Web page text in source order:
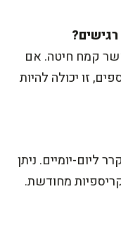
קמח חיטה. אם
זו יכולה להיות
יומיים. ניתן
מחודשת.